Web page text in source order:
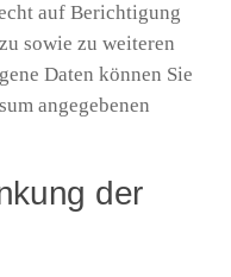
auf Berichtigung
sowie zu weiteren
Daten können Sie
angegebenen
der